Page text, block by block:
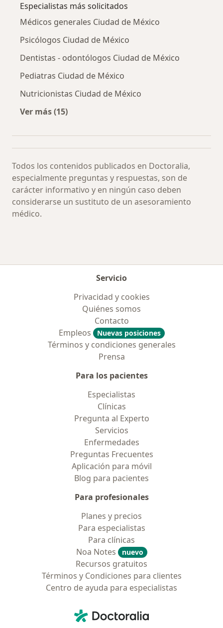
Especialistas más solicitados
Médicos generales Ciudad de México
Psicólogos Ciudad de México
Dentistas - odontólogos Ciudad de México
Pediatras Ciudad de México
Nutricionistas Ciudad de México
Ver más (15)
Todos los contenidos publicados en Doctoralia,
especialmente preguntas y respuestas, son de
carácter informativo y en ningún caso deben
considerarse un sustituto de un asesoramiento
médico.
Servicio
Privacidad y cookies
Quiénes somos
Contacto
Empleos
Nuevas posiciones
Términos y condiciones generales
Prensa
Para los pacientes
Especialistas
Clínicas
Pregunta al Experto
Servicios
Enfermedades
Preguntas Frecuentes
Aplicación para móvil
Blog para pacientes
Para profesionales
Planes y precios
Para especialistas
Para clínicas
Noa Notes
nuevo
Recursos gratuitos
Términos y Condiciones para clientes
Centro de ayuda para especialistas
Doctoralia - Página de inicio